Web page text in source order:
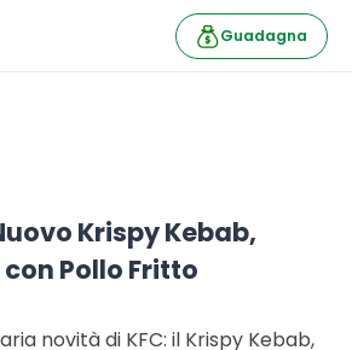
Guadagna
Krispy Kebab,
Pollo Fritto
novità di KFC: il Krispy Kebab,